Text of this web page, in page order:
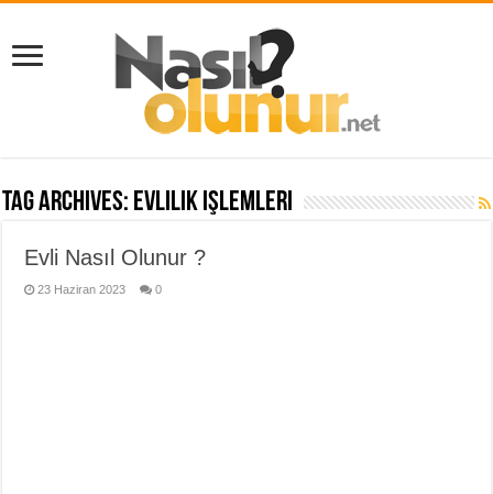
Tag Archives: evlilik işlemleri
Evli Nasıl Olunur ?
23 Haziran 2023 0